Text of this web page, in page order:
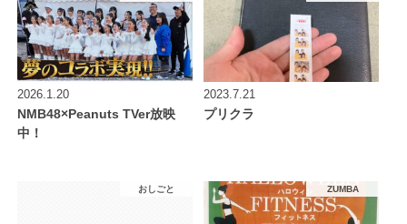
2026.1.20
NMB48×Peanuts TVer放映
中！
2023.7.21
プリクラ
おしごと ZUMBA